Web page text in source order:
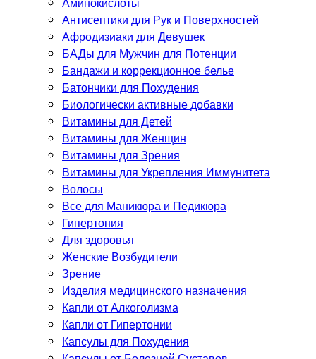
Антисептики для Рук и Поверхностей
Афродизиаки для Девушек
БАДы для Мужчин для Потенции
Бандажи и коррекционное белье
Батончики для Похудения
Биологически активные добавки
Витамины для Детей
Витамины для Женщин
Витамины для Зрения
Витамины для Укрепления Иммунитета
Волосы
Все для Маникюра и Педикюра
Гипертония
Для здоровья
Женские Возбудители
Зрение
Изделия медицинского назначения
Капли от Алкоголизма
Капли от Гипертонии
Капсулы для Похудения